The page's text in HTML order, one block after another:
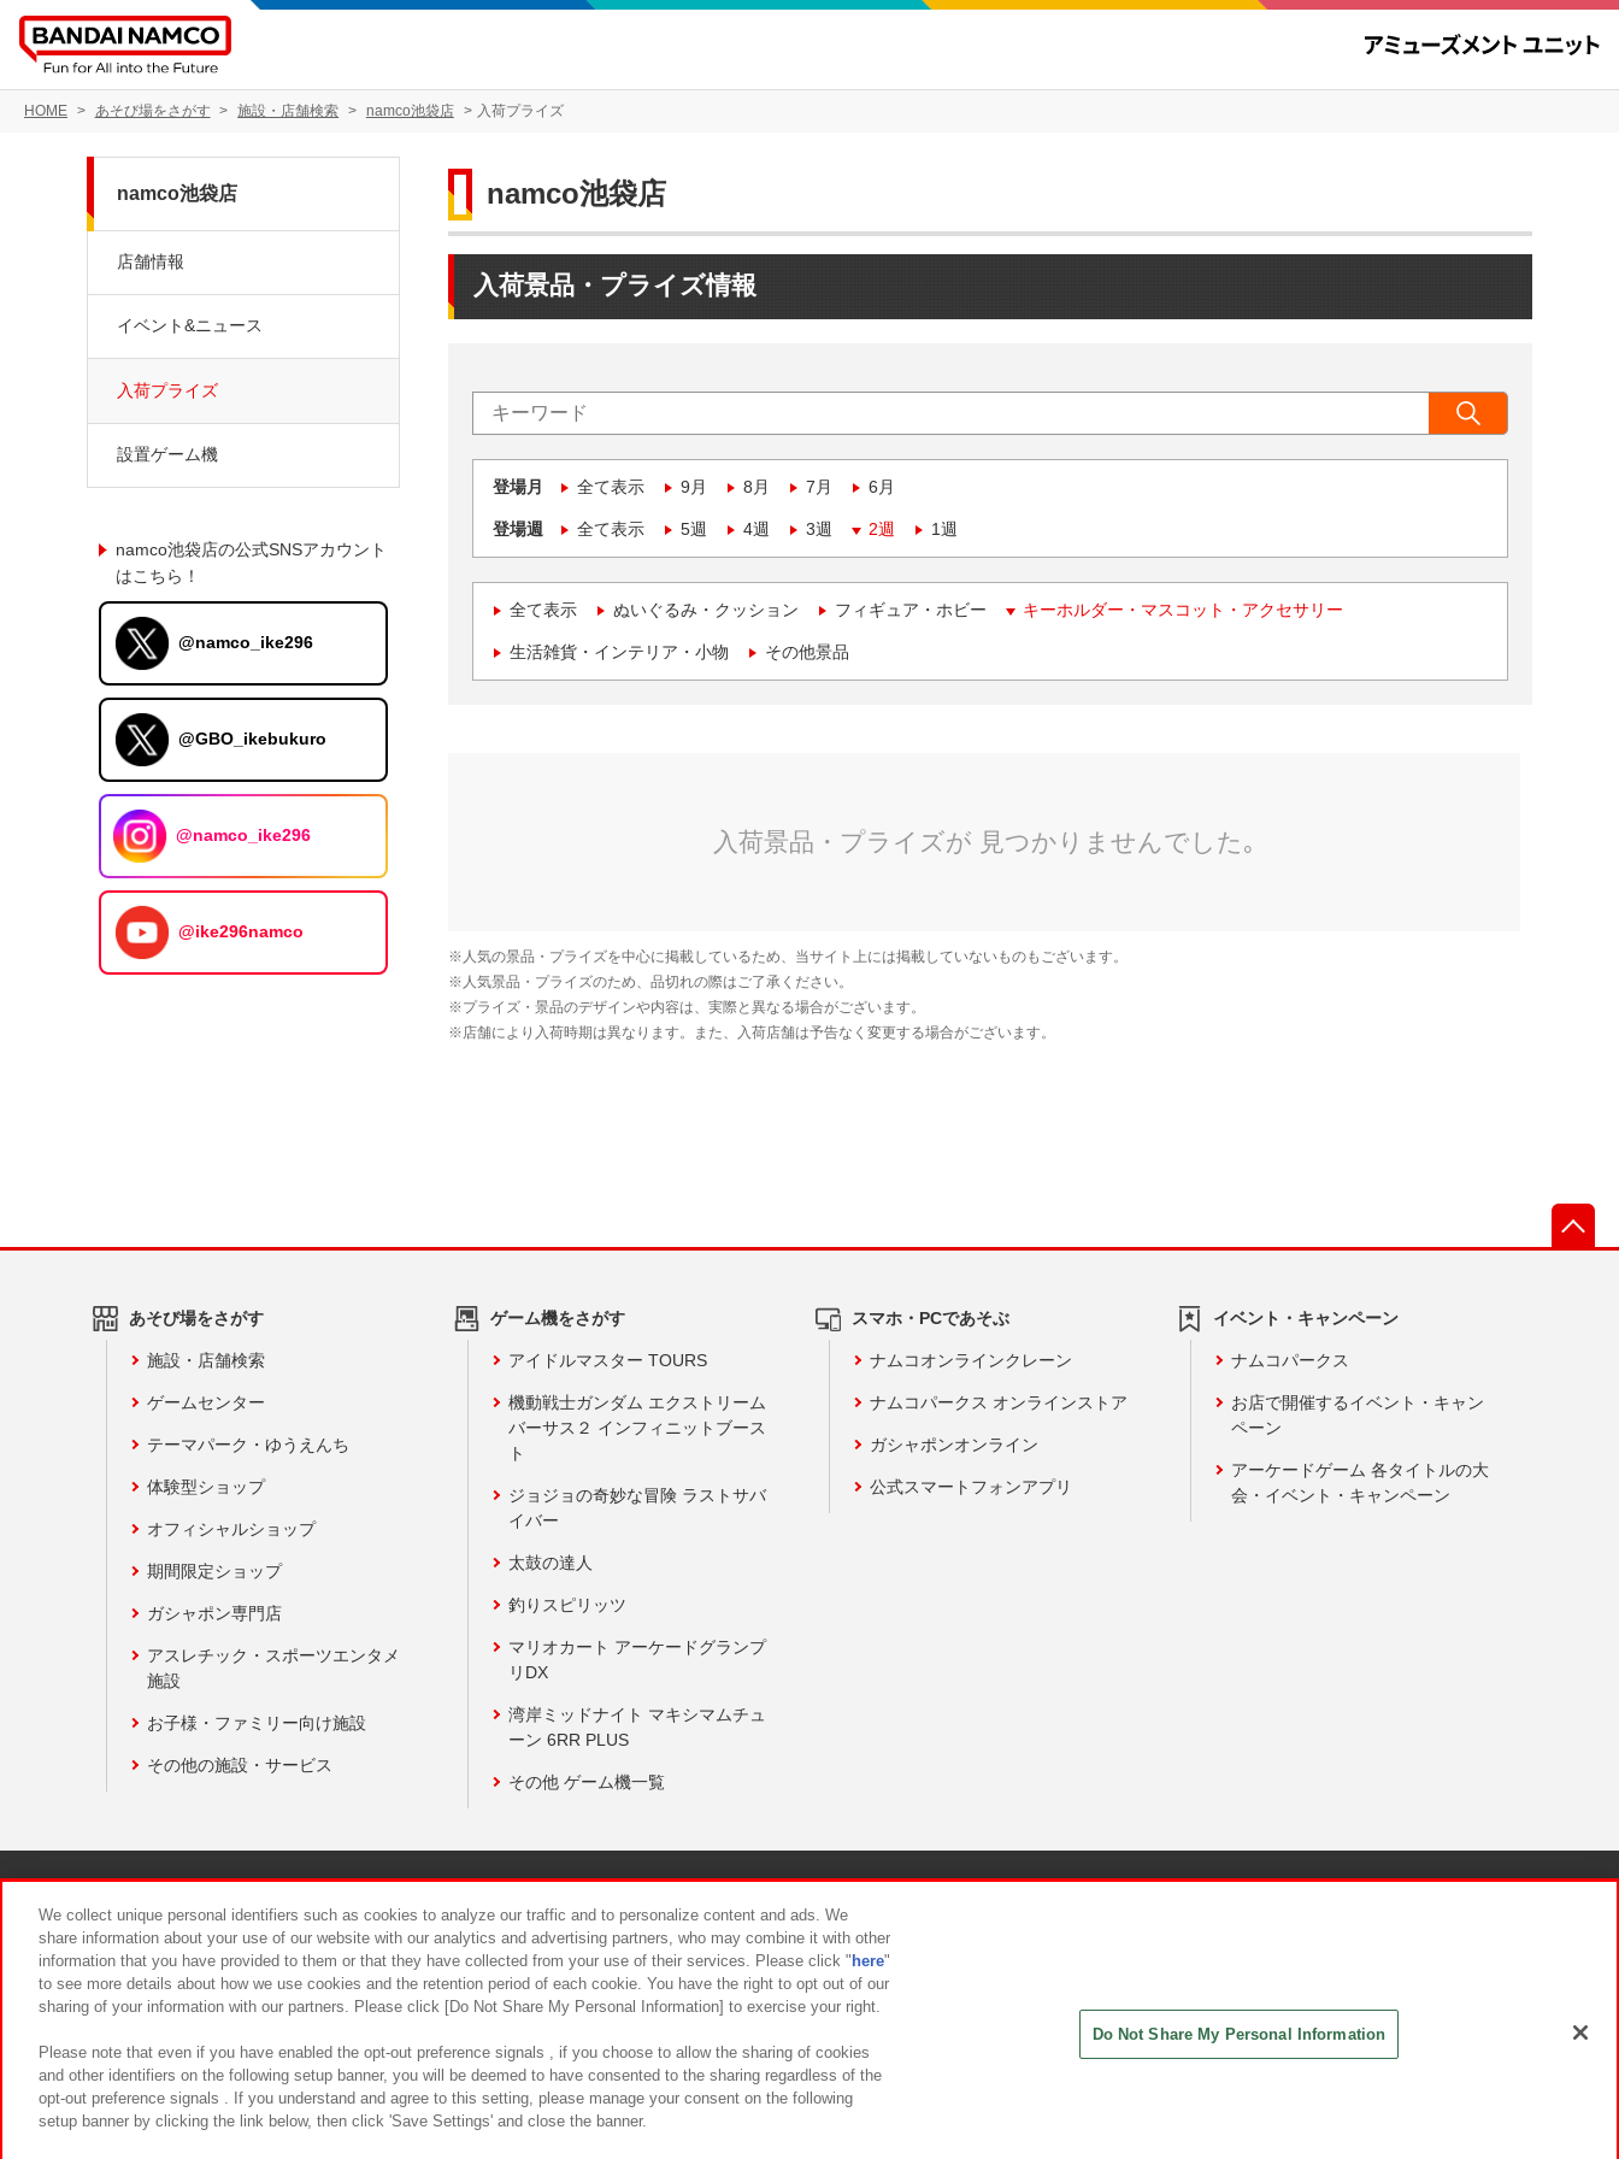
HOME あそび場をさがす 施設・店舗検索 namco池袋店 入荷プライズ
namco池袋店
入荷景品・プライズ情報
登場月 全て表示 9月 8月 7月 6月
登場週 全て表示 5週 4週 3週 2週 1週
全て表示 ぬいぐるみ・クッション フィギュア・ホビー キーホルダー・マスコット・アクセサリー
生活雑貨・インテリア・小物 その他景品
namco池袋店
店舗情報
イベント&ニュース
入荷プライズ
設置ゲーム機
namco池袋店の公式SNSアカウント
はこちら！
@namco_ike296
@GBO_ikebukuro
@namco_ike296
@ike296namco
あそび場をさがす
施設・店舗検索
ゲームセンター
テーマパーク・ゆうえんち
体験型ショップ
オフィシャルショップ
期間限定ショップ
ガシャポン専門店
アスレチック・スポーツエンタメ
施設
お子様・ファミリー向け施設
その他の施設・サービス
ゲーム機をさがす
アイドルマスター TOURS
機動戦士ガンダム エクストリーム
バーサス２ インフィニットブース
ト
ジョジョの奇妙な冒険 ラストサバ
イバー
太鼓の達人
釣りスピリッツ
マリオカート アーケードグランプ
リDX
湾岸ミッドナイト マキシマムチュ
ーン 6RR PLUS
その他 ゲーム機一覧
スマホ・PCであそぶ
ナムコオンラインクレーン
ナムコパークス オンラインストア
ガシャポンオンライン
公式スマートフォンアプリ
イベント・キャンペーン
ナムコパークス
お店で開催するイベント・キャン
ペーン
アーケードゲーム 各タイトルの大
会・イベント・キャンペーン
食品のご提供について カスタマーハラスメント対応方針
We collect unique personal identifiers such as cookies to analyze our traffic and to personalize content and ads. We
share information about your use of our website with our analytics and advertising partners, who may combine it with other
information that you have provided to them or that they have collected from your use of their services. Please click " here"
to see more details about how we use cookies and the retention period of each cookie. You have the right to opt out of our
sharing of your information with our partners. Please click [Do Not Share My Personal Information] to exercise your right.
Please note that even if you have enabled the opt-out preference signals , if you choose to allow the sharing of cookies
and other identifiers on the following setup banner, you will be deemed to have consented to the sharing regardless of the
opt-out preference signals . If you understand and agree to this setting, please manage your consent on the following
setup banner by clicking the link below, then click 'Save Settings' and close the banner.
Do Not Share My Personal Information